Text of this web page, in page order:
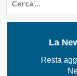
la
supermoto
per
pista
La
Resta